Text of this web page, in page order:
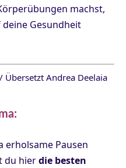
machst,
Gesundheit
Andrea Deelaia
erholsame Pausen
du hierdie besten